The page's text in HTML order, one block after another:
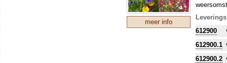
Achillea
Ajuga
Anthemis
meer info
612900
612900.1
612900.2